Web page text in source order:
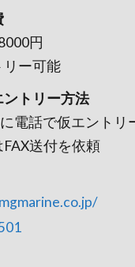
円
ー可能
トリー方法
電話で仮エント
FAX送付を依頼